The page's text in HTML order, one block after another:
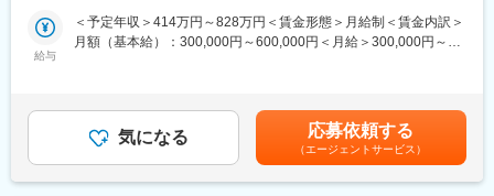
※業務においては、できる範囲からスタートし、段階的に習得して
いただきます。
会議）
・分析方法の確認および導入に伴う試験
・原料受入・原薬の品質試験（HPLC等を用いた理化学試験）
給与
＜予定年収＞414万円～828万円＜賃金形態＞月給制＜賃金内訳＞
月額（基本給）：300,000円～600,000円＜月給＞300,000円～
ディション手当賃金はあくまでも目安の金額であり、選考を通じ
て上下する可能性があります。月給(月額)は固定手当を含めた表記
です。
気になる 応募依頼する
（エージェントサービス）